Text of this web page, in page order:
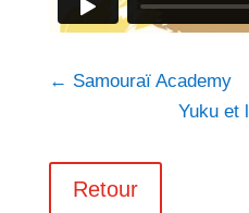
← Samouraï Academy
Yuku et
Retour